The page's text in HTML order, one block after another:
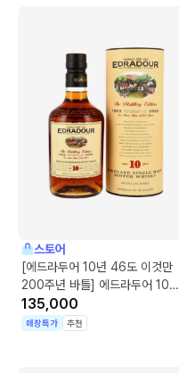
스토어
[에드라두어 10년 46도 이것만
200주년 바틀] 에드라두어 10년
46%
135,000
매장특가 추천